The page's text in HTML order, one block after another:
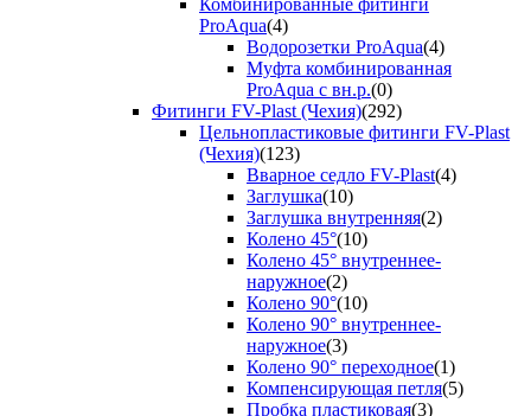
Комбинированные фитинги
ProAqua(4)
Водорозетки ProAqua(4)
Муфта комбинированная
ProAqua с вн.р.(0)
Фитинги FV-Plast (Чехия)(292)
Цельнопластиковые фитинги FV-Plast
(Чехия)(123)
Вварное седло FV-Plast(4)
Заглушка(10)
Заглушка внутренняя(2)
Колено 45°(10)
Колено 45° внутреннее-
наружное(2)
Колено 90°(10)
Колено 90° внутреннее-
наружное(3)
Колено 90° переходное(1)
Компенсирующая петля(5)
Пробка пластиковая(3)